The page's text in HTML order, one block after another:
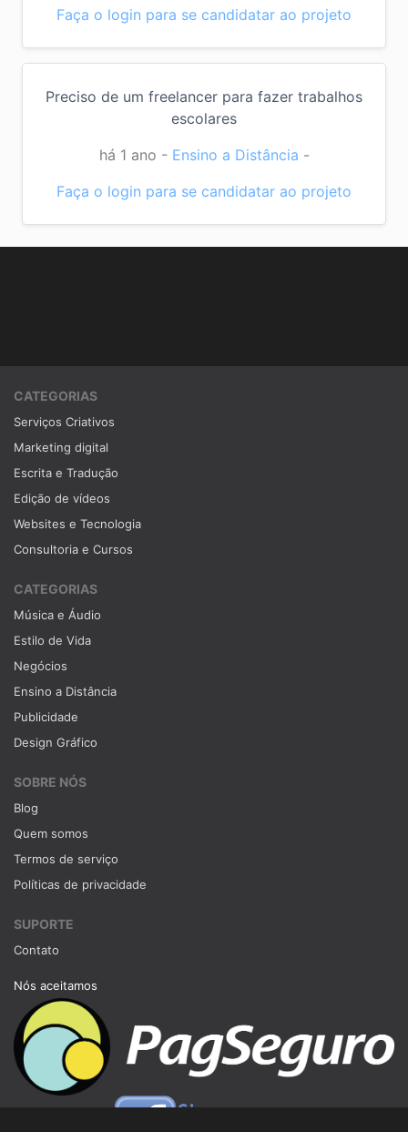
Faça o login para se candidatar ao projeto
Preciso de um freelancer para fazer trabalhos
escolares
há 1 ano - Ensino a Distância -
Faça o login para se candidatar ao projeto
CATEGORIAS
Serviços Criativos
Marketing digital
Escrita e Tradução
Edição de vídeos
Websites e Tecnologia
Consultoria e Cursos
CATEGORIAS
Música e Áudio
Estilo de Vida
Negócios
Ensino a Distância
Publicidade
Design Gráfico
SOBRE NÓS
Blog
Quem somos
Termos de serviço
Políticas de privacidade
SUPORTE
Contato
Nós aceitamos